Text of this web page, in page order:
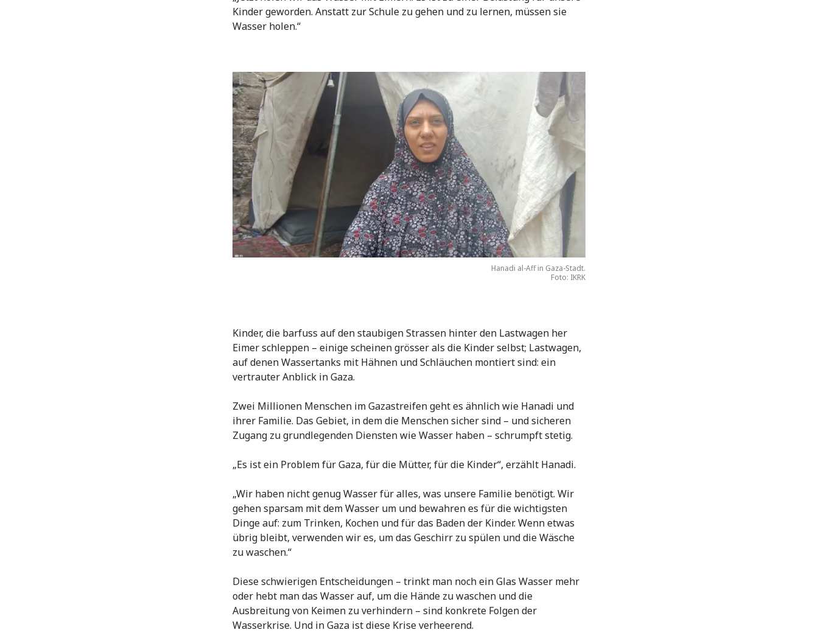
Kinder geworden. Anstatt zur Schule zu gehen und zu lernen, müssen sie
Wasser holen.“
Hanadi al-Aff in Gaza-Stadt.
Foto: IKRK
Kinder, die barfuss auf den staubigen Strassen hinter den Lastwagen her
Eimer schleppen – einige scheinen grösser als die Kinder selbst; Lastwagen,
auf denen Wassertanks mit Hähnen und Schläuchen montiert sind: ein
vertrauter Anblick in Gaza.
Zwei Millionen Menschen im Gazastreifen geht es ähnlich wie Hanadi und
ihrer Familie. Das Gebiet, in dem die Menschen sicher sind – und sicheren
Zugang zu grundlegenden Diensten wie Wasser haben – schrumpft stetig.
„Es ist ein Problem für Gaza, für die Mütter, für die Kinder“, erzählt Hanadi.
„Wir haben nicht genug Wasser für alles, was unsere Familie benötigt. Wir
gehen sparsam mit dem Wasser um und bewahren es für die wichtigsten
Dinge auf: zum Trinken, Kochen und für das Baden der Kinder. Wenn etwas
übrig bleibt, verwenden wir es, um das Geschirr zu spülen und die Wäsche
zu waschen.“
Diese schwierigen Entscheidungen – trinkt man noch ein Glas Wasser mehr
oder hebt man das Wasser auf, um die Hände zu waschen und die
Ausbreitung von Keimen zu verhindern – sind konkrete Folgen der
Wasserkrise. Und in Gaza ist diese Krise verheerend.